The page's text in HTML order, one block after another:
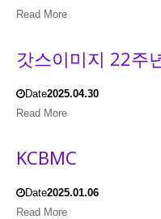
Read More
갓스이미지 22주
Date2025.04.30
Read More
KCBMC
Date2025.01.06
Read More